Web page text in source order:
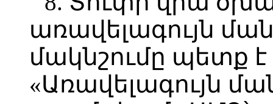
առավելագույն
մակնշումը պետք
«Առավելագույն